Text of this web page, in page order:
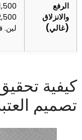
الرفع
والانزلاق
(غالي)
لين.